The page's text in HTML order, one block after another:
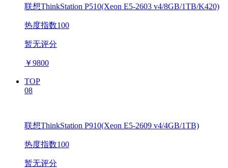
联想ThinkStation P510(Xeon E5-2603 v4/8GB/1TB/K420)
热度指数100
暂无评分
￥9800
TOP
08
联想ThinkStation P910(Xeon E5-2609 v4/4GB/1TB)
热度指数100
暂无评分